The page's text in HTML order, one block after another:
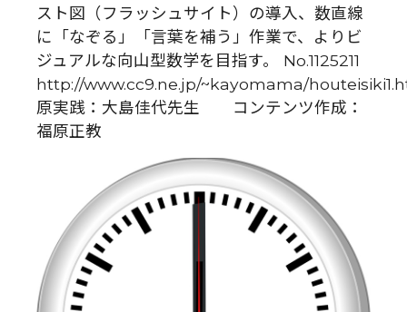
スト図（フラッシュサイト）の導入、数直線
に「なぞる」「言葉を補う」作業で、よりビ
ジュアルな向山型数学を目指す。 No.1125211
http://www.cc9.ne.jp/~kayomama/
原実践：大島佳代先生 コンテンツ作成：
福原正教